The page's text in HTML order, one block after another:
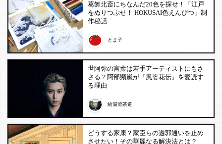
葛飾北斎にちなんだ20色を探せ！「江戸
をぬりつぶせ！ HOKUSAI色えんぴつ」制
作秘話
とま子
世阿弥の言葉は若手アーティストにもさ
さる？阿部顕嵐が『風姿花伝』を愛読す
る理由
給湯流茶道
どうする家康？家臣らの遊郭通いを止め
させたい！その華麗なる解決法とは？